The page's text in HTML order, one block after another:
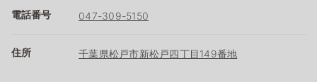
電話番号 047-309-5150
住所 千葉県松戸市新松戸四丁目149番地